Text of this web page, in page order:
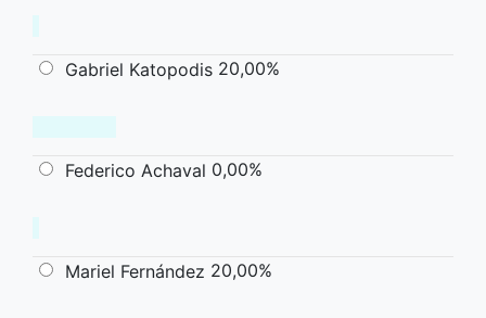
Gabriel Katopodis 20,00%
Federico Achaval 0,00%
Mariel Fernández 20,00%